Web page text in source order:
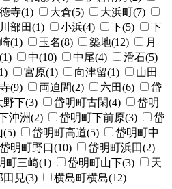
寺(1) 大倉(5)
大浜町(7)
川部田(1) 小浜(4) 下(5)
下
(1) 玉名(8) 築地(12)
月
中(10) 中尾(4)
滑石(5)
宮原(1) 向津留(1)
山田
(9) 両迫間(2) 六田(6)
岱
野下(3) 岱明町古閑(4)
岱明
沖洲(2) 岱明町下前原(3)
岱
(5) 岱明町高道(5)
岱明町中
岱明町野口(10)
岱明町浜田(2)
町三崎(1) 岱明町山下(3)
天
田見(3) 横島町横島(12)